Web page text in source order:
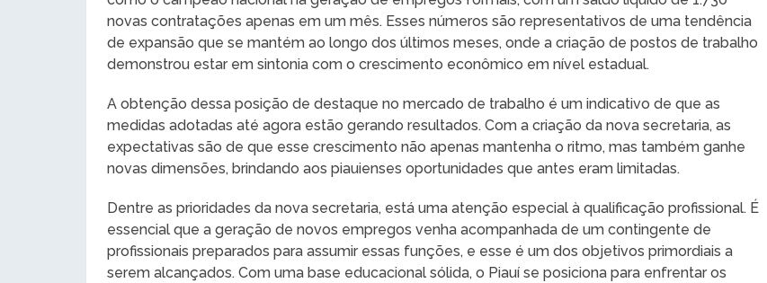
novas contratações apenas em um mês. Esses números são representativos de uma tendência
de expansão que se mantém ao longo dos últimos meses, onde a criação de postos de trabalho
demonstrou estar em sintonia com o crescimento econômico em nível estadual.
A obtenção dessa posição de destaque no mercado de trabalho é um indicativo de que as
medidas adotadas até agora estão gerando resultados. Com a criação da nova secretaria, as
expectativas são de que esse crescimento não apenas mantenha o ritmo, mas também ganhe
novas dimensões, brindando aos piauienses oportunidades que antes eram limitadas.
Dentre as prioridades da nova secretaria, está uma atenção especial à qualificação profissional. É
essencial que a geração de novos empregos venha acompanhada de um contingente de
profissionais preparados para assumir essas funções, e esse é um dos objetivos primordiais a
serem alcançados. Com uma base educacional sólida, o Piauí se posiciona para enfrentar os